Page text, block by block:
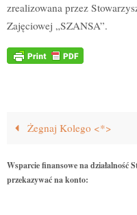
zrealizowana przez
Zajęciowej „SZANSA”.
Żegnaj Kolego <*>
Wsparcie finansowe na
przekazywać na konto: